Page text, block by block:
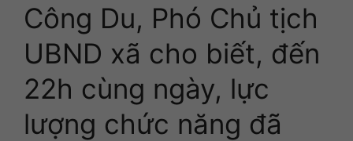
Công Du, Phó Chủ tịch
UBND xã cho biết, đến
22h cùng ngày, lực
lượng chức năng đã